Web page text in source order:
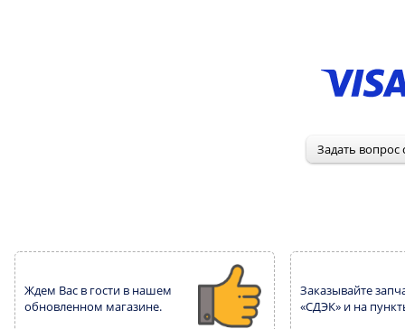
Ждем Вас в гости в нашем
обновленном магазине.
Заказывайте
«СДЭК» и на